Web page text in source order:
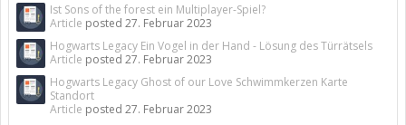
Ist Sons of the forest ein Multiplayer-Spiel?
Article posted 27. Februar 2023
Hogwarts Legacy Ein Vogel in der Hand - Lösung des Türrätsels
Article posted 27. Februar 2023
Hogwarts Legacy Ghost of our Love Schwimmkerzen Karte
Standort
Article posted 27. Februar 2023